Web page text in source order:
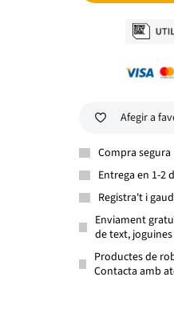
Afegir a
Compra segura
Entrega en 1-2
Registra't i
Enviament
de text,
Productes de
Contacta amb